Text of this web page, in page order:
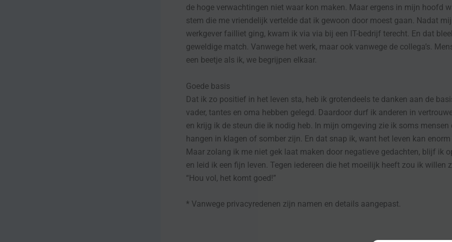
de hoge verwachtingen niet waar kon maken. Maar ergens in mijn hoofd
stem die me vriendelijk vertelde dat ik gewoon door moest gaan. Nadat
werkgever failliet ging, kwam ik via via bij een IT-bedrijf terecht. En dat
geweldige match. Vanwege het werk, maar ook vanwege de collega’s.
een beetje als ik, we begrijpen elkaar.
Goede basis
Dat ik zo positief in het leven sta, heb ik grotendeels te danken aan de
vader, tantes en oma hebben gelegd. Daardoor durf ik anderen in
en krijg ik de steun die ik nodig heb. In mijn omgeving zie ik soms mensen
hangen in klagen of somber zijn. En dat snap ik, want het leven kan enorm
Maar zolang ik me niet gek laat maken door negatieve gedachten, blijf ik
en leid ik een fijn leven. Tegen iedereen die het moeilijk heeft zou ik willen
“Hou vol, het komt goed!”
* Vanwege privacyredenen zijn namen en details aangepast.